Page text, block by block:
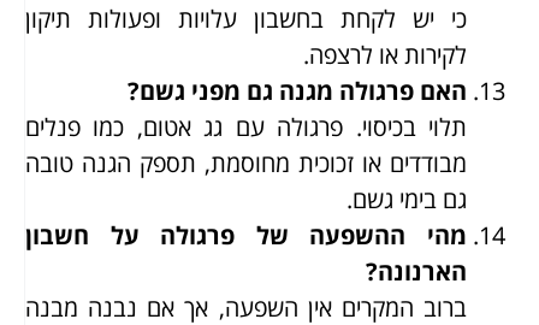
כי יש לקחת בחשבון עלויות ופעולות תיקון
לקירות או לרצפה.
האם פרגולה מגנה גם מפני גשם?
תלוי בכיסוי. פרגולה עם גג אטום, כמו פנלים
מבודדים או זכוכית מחוסמת, תספק הגנה טובה
גם בימי גשם.
מהי ההשפעה של פרגולה על חשבון
הארנונה?
ברוב המקרים אין השפעה, אך אם נבנה מבנה